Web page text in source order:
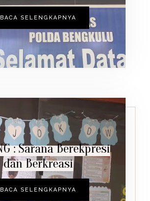
BACA SELENGKAPNYA
: Sarana Berekpresi
dan Berkreasi
BACA SELENGKAPNYA